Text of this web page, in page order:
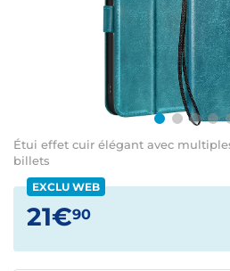
Étui effet cuir élégant avec
billets
EXCLU WEB
21€90